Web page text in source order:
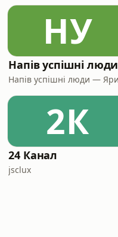
НУ
Напів успішні люди
2К
24 Канал
jsclux